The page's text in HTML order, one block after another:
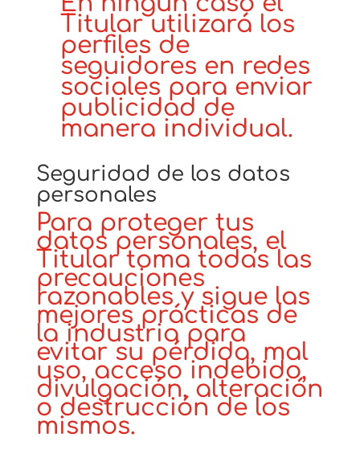
Titular utilizará los
perfiles de
seguidores en redes
sociales para enviar
publicidad de
manera individual.
Seguridad de los datos
personales
Para proteger tus
datos personales, el
Titular toma todas las
precauciones
razonables y sigue las
mejores prácticas de
la industria para
evitar su pérdida, mal
uso, acceso indebido,
divulgación, alteración
o destrucción de los
mismos.